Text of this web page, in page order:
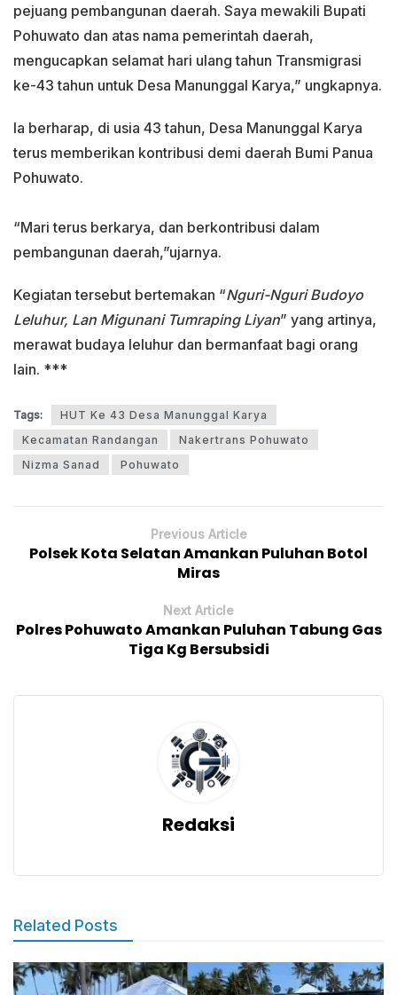
pejuang pembangunan daerah. Saya mewakili Bupati
Pohuwato dan atas nama pemerintah daerah,
mengucapkan selamat hari ulang tahun Transmigrasi
ke-43 tahun untuk Desa Manunggal Karya,” ungkapnya.
Ia berharap, di usia 43 tahun, Desa Manunggal Karya
terus memberikan kontribusi demi daerah Bumi Panua
Pohuwato.
“Mari terus berkarya, dan berkontribusi dalam
pembangunan daerah,”ujarnya.
Kegiatan tersebut bertemakan “Nguri-Nguri Budoyo
Leluhur, Lan Migunani Tumraping Liyan” yang artinya,
merawat budaya leluhur dan bermanfaat bagi orang
lain. ***
Tags:
HUT Ke 43 Desa Manunggal Karya
Kecamatan Randangan
Nakertrans Pohuwato
Nizma Sanad
Pohuwato
Previous Article
Polsek Kota Selatan Amankan Puluhan Botol
Miras
Next Article
Polres Pohuwato Amankan Puluhan Tabung Gas
Tiga Kg Bersubsidi
Redaksi
Related Posts